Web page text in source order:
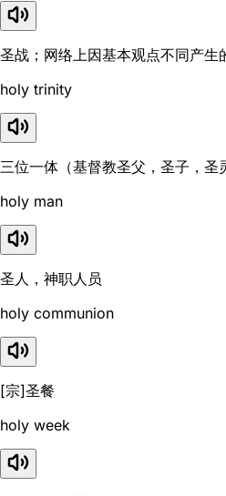
圣战；网络上因基本观点不同产生
holy trinity
三位一体（基督教圣父，圣子，圣
holy man
圣人，神职人员
holy communion
[宗]圣餐
holy week